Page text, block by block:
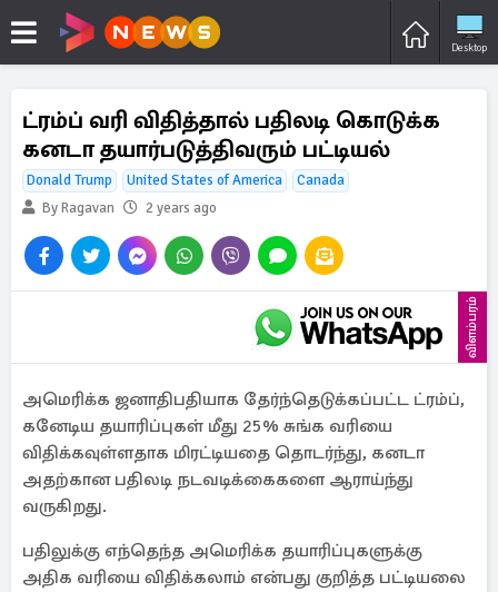
Desktop
ட்ரம்ப் வரி விதித்தால் பதிலடி கொடுக்க
கனடா தயார்படுத்திவரும் பட்டியல்
Donald Trump United States of America
Canada
By Ragavan
2 years ago
விளம்பரம்
அமெரிக்க ஜனாதிபதியாக தேர்ந்தெடுக்கப்பட்ட ட்ரம்ப்,
கனேடிய தயாரிப்புகள் மீது 25% சுங்க வரியை
விதிக்கவுள்ளதாக மிரட்டியதை தொடர்ந்து, கனடா
அதற்கான பதிலடி நடவடிக்கைகளை ஆராய்ந்து
வருகிறது.
பதிலுக்கு எந்தெந்த அமெரிக்க தயாரிப்புகளுக்கு
அதிக வரியை விதிக்கலாம் என்பது குறித்த பட்டியலை